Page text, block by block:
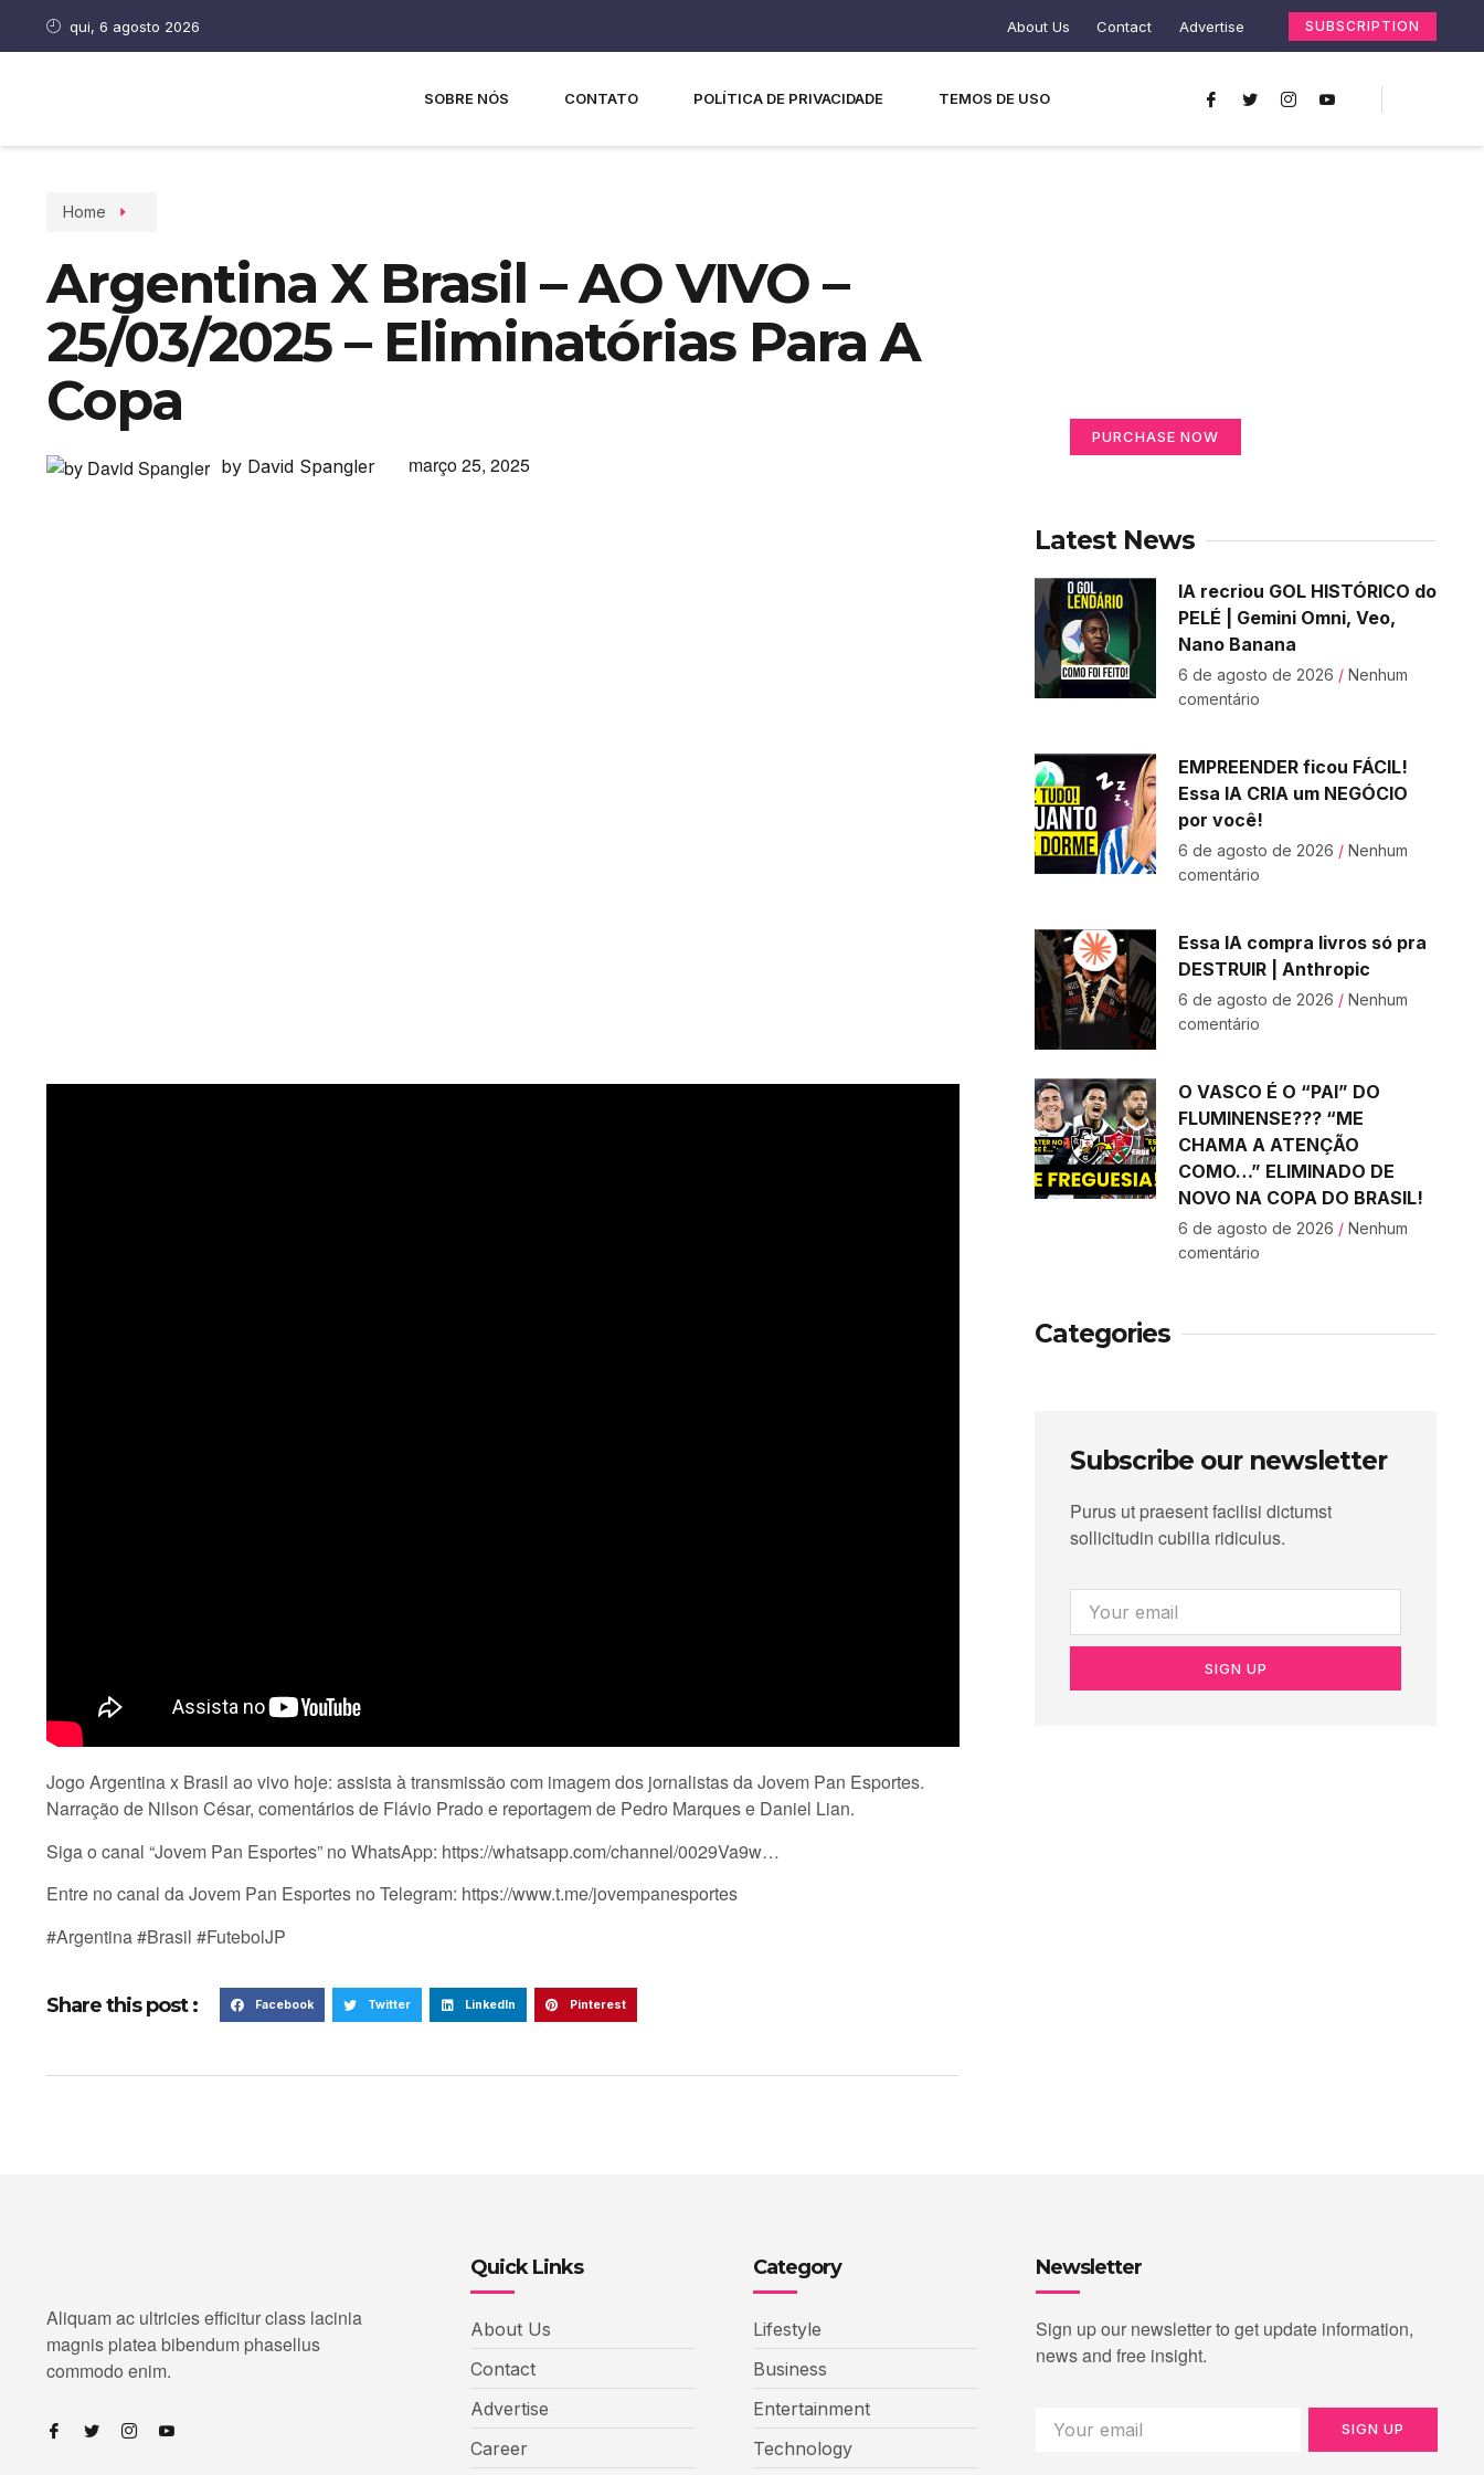
qui, 6 agosto 2026 About Us Contact Advertise SUBSCRIPTION
SOBRE NÓS CONTATO POLÍTICA DE PRIVACIDADE TEMOS DE USO
Home
Argentina X Brasil – AO VIVO –
25/03/2025 – Eliminatórias Para A
Copa
by David Spangler março 25, 2025
Jogo Argentina x Brasil ao vivo hoje: assista à transmissão com imagem dos jornalistas da Jovem Pan Esportes.
Narração de Nilson César, comentários de Flávio Prado e reportagem de Pedro Marques e Daniel Lian.
Siga o canal “Jovem Pan Esportes” no WhatsApp: https://whatsapp.com/channel/0029Va9w…
Entre no canal da Jovem Pan Esportes no Telegram: https://www.t.me/jovempanesportes
#Argentina #Brasil #FutebolJP
Share this post : Facebook Twitter LinkedIn Pinterest
PURCHASE NOW
Latest News
IA recriou GOL HISTÓRICO do
PELÉ | Gemini Omni, Veo,
Nano Banana
6 de agosto de 2026 Nenhum
comentário
EMPREENDER ficou FÁCIL!
Essa IA CRIA um NEGÓCIO
por você!
6 de agosto de 2026 Nenhum
comentário
Essa IA compra livros só pra
DESTRUIR | Anthropic
6 de agosto de 2026 Nenhum
comentário
O VASCO É O “PAI” DO
FLUMINENSE??? “ME
CHAMA A ATENÇÃO
COMO…” ELIMINADO DE
NOVO NA COPA DO BRASIL!
6 de agosto de 2026 Nenhum
comentário
Categories
Subscribe our newsletter
Purus ut praesent facilisi dictumst
sollicitudin cubilia ridiculus.
SIGN UP
Aliquam ac ultricies efficitur class lacinia
magnis platea bibendum phasellus
commodo enim.
Quick Links
About Us
Contact
Advertise
Career
Category
Lifestyle
Business
Entertainment
Technology
Newsletter
Sign up our newsletter to get update information,
news and free insight.
SIGN UP